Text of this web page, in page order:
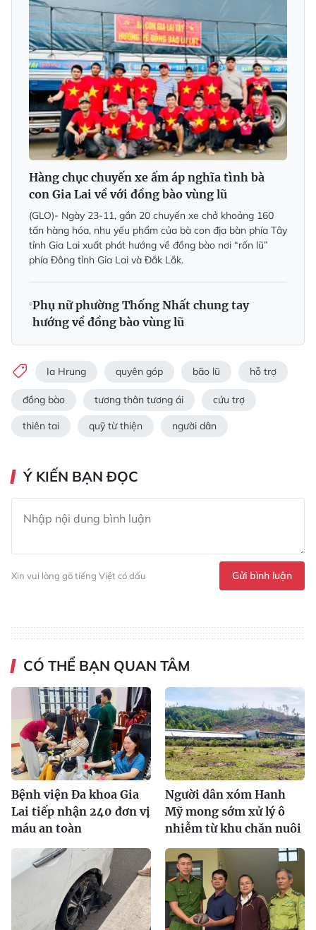
Hàng chục chuyến xe ấm áp nghĩa tình bà
con Gia Lai về với đồng bào vùng lũ
(GLO)- Ngày 23-11, gần 20 chuyến xe chở khoảng 160
tấn hàng hóa, nhu yếu phẩm của bà con địa bàn phía Tây
tỉnh Gia Lai xuất phát hướng về đồng bào nơi “rốn lũ”
phía Đông tỉnh Gia Lai và Đắk Lắk.
Phụ nữ phường Thống Nhất chung tay
hướng về đồng bào vùng lũ
Ia Hrung quyên góp bão lũ hỗ trợ
đồng bào tương thân tương ái cứu trợ
thiên tai quỹ từ thiện người dân
Ý KIẾN BẠN ĐỌC
Xin vui lòng gõ tiếng Việt có dấu Gửi bình luận
CÓ THỂ BẠN QUAN TÂM
Bệnh viện Đa khoa Gia
Lai tiếp nhận 240 đơn vị
máu an toàn
Người dân xóm Hanh
Mỹ mong sớm xử lý ô
nhiễm từ khu chăn nuôi